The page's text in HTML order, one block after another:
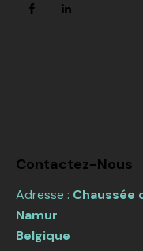
Contactez-Nous
Adresse : Chaussée
Namur
Belgique